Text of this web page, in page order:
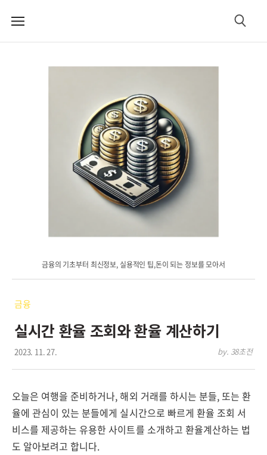
메
검
금융의 기초부터 최신정보, 실용적인 팁,돈이 되는 정보를 모아서
금융
실시간 환율 조회와 환율 계산하기
2023. 11. 27. by. 38초전
오늘은 여행을 준비하거나, 해외 거래를 하시는 분들, 또는 환
율에 관심이 있는 분들에게 실시간으로 빠르게 환율 조회 서
비스를 제공하는 유용한 사이트를 소개하고 환율계산하는 법
도 알아보려고 합니다.